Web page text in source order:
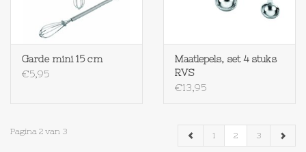
Garde mini 15 cm
€5,95
Maatlepels, set 4 stuks
RVS
€13,95
Pagina 2 van 3 1 2 3